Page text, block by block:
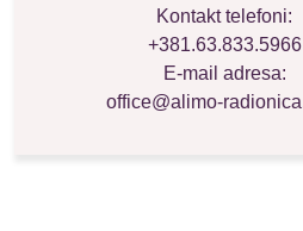
Kontakt telefoni:
+381.63.833.5966
E-mail adresa:
office@alimo-